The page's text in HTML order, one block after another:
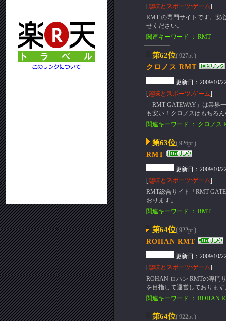
[趣味とスポーツ:ゲーム]
RMT の専門サイトです。安
せください。
関連キーワード ： RMT
第62位( 927pt )
クロノス RMT
更新日：2009/10/
[趣味とスポーツ:ゲーム]
「RMT GATEWAY」は業
も安い！クロノスはもちろ
関連キーワード ： クロノス
第63位( 926pt )
RMT
更新日：2009/10/
[趣味とスポーツ:ゲーム]
RMT総合サイト「RMT
おります。
関連キーワード ： RMT
第64位( 922pt )
ROHAN RMT
更新日：2009/10/
[趣味とスポーツ:ゲーム]
ROHAN ロハン RMTの専門
を目指して運営しておりま
関連キーワード ： ROHAN
第64位( 922pt )